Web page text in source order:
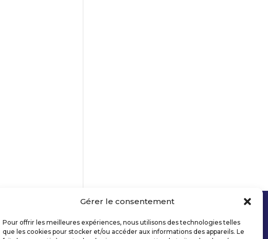
Gérer le consentement
Pour offrir les meilleures expériences, nous utilisons des technologies telles
que les cookies pour stocker et/ou accéder aux informations des appareils. Le